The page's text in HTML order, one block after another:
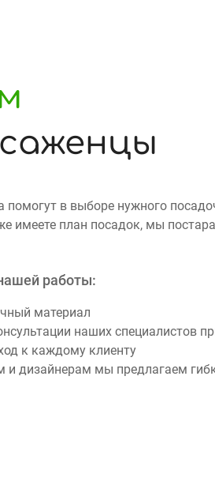
помогут в выборе нужного
имеете план посадок, мы
работы:
материал
наших специалистов
к каждому клиенту
и дизайнерам мы предлагаем